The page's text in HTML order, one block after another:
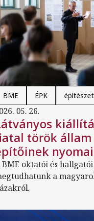
BME ÉPK építészet
05. 26.
török
BME oktatói és
a